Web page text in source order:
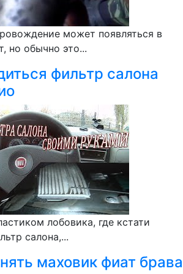
может появляться в
но обычно это...
фильтр салона
лобовика, где кстати
салона,...
маховик фиат брава